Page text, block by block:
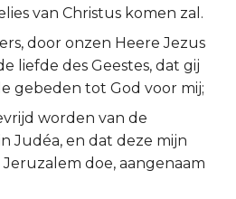
van Christus komen zal.
door onzen Heere Jezus
liefde des Geestes, dat gij
gebeden tot God voor mij;
worden van de
Judéa, en dat deze mijn
Jeruzalem doe, aangenaam